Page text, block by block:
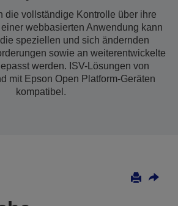
die vollständige Kontrolle über ihre
webbasierten Anwendung kann
speziellen und sich ändernden
sowie an weiterentwickelte
werden. ISV-Lösungen von
mit Epson Open Platform-Geräten
kompatibel.